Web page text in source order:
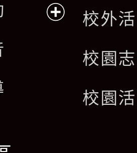
開
校外
校園
校園